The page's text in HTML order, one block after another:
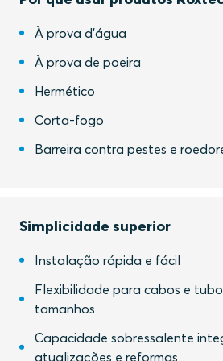
À prova d'água
À prova de poeira
Hermético
Corta-fogo
Barreira contra pestes e
Simplicidade superior
Instalação rápida e fácil
Flexibilidade para cabos e
tamanhos
Capacidade sobressalente
atualizações e reformas